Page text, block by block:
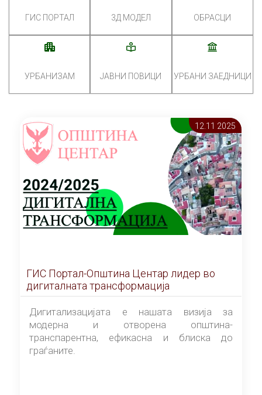
ГИС ПОРТАЛ 3Д МОДЕЛ ОБРАСЦИ
УРБАНИЗАМ ЈАВНИ ПОВИЦИ УРБАНИ ЗАЕДНИЦИ
12.11 2025
ГИС Портал-Општина Центар лидер во
дигиталната трансформација
Дигитализацијата е нашата визија за
модерна и отворена општина-
транспарентна, ефикасна и блиска до
граѓаните.